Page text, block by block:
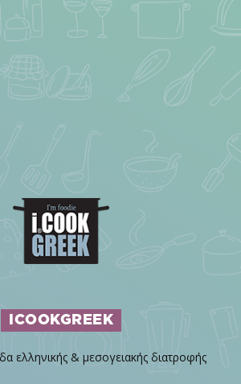
ICOOKGREEK
ελληνικής & μεσογειακής διατροφής